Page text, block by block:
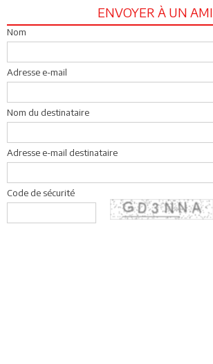
ENVOYER À UN AMI
Nom
Adresse e-mail
Nom du destinataire
Adresse e-mail destinataire
Code de sécurité